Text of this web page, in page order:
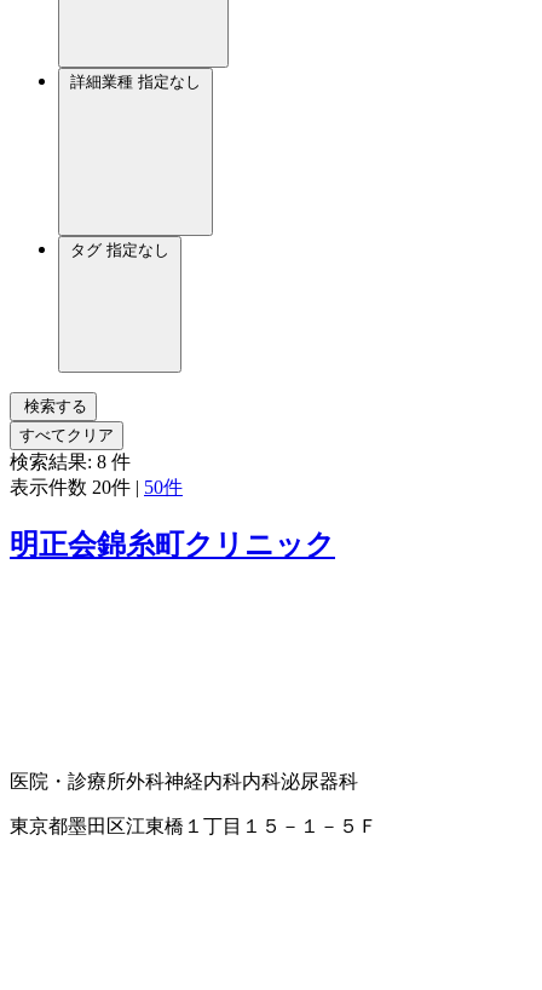
詳細業種 指定なし
タグ 指定なし
検索する
すべてクリア
検索結果: 8 件
表示件数 20件 | 50件
明正会錦糸町クリニック
医院・診療所外科神経内科内科泌尿器科
東京都墨田区江東橋１丁目１５－１－５Ｆ